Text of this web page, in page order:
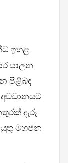
ඉහළ
පාලන
පිළිබඳ
දැරූ
යුතු මහජන